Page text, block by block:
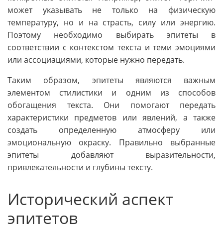
может указывать не только на физическую
температуру, но и на страсть, силу или энергию.
Поэтому необходимо выбирать эпитеты в
соответствии с контекстом текста и теми эмоциями
или ассоциациями, которые нужно передать.
Таким образом, эпитеты являются важным
элементом стилистики и одним из способов
обогащения текста. Они помогают передать
характеристики предметов или явлений, а также
создать определенную атмосферу или
эмоциональную окраску. Правильно выбранные
эпитеты добавляют выразительности,
привлекательности и глубины тексту.
Исторический аспект
эпитетов